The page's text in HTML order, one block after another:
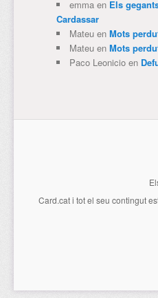
emmaen Els
Cardassar
Mateuen Mots
Mateuen Mots
Paco Leonicioen
Card.cati tot el seu contingut